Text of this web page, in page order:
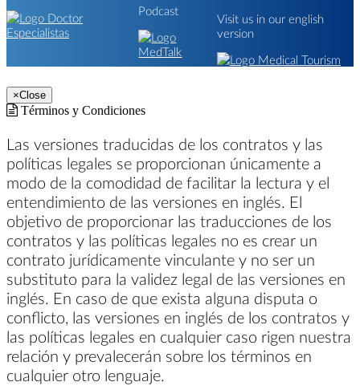
Podcast
Visit us in our english
version
×Close
Términos y Condiciones
Las versiones traducidas de los contratos y las
políticas legales se proporcionan únicamente a
modo de la comodidad de facilitar la lectura y el
entendimiento de las versiones en inglés. El
objetivo de proporcionar las traducciones de los
contratos y las políticas legales no es crear un
contrato jurídicamente vinculante y no ser un
substituto para la validez legal de las versiones en
inglés. En caso de que exista alguna disputa o
conflicto, las versiones en inglés de los contratos y
las políticas legales en cualquier caso rigen nuestra
relación y prevalecerán sobre los términos en
cualquier otro lenguaje.